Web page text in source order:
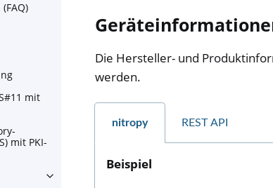
mit
mit PKI-
Toggle navigation of Container
Die Hersteller- und
werden.
nitropy REST API
Beispiel